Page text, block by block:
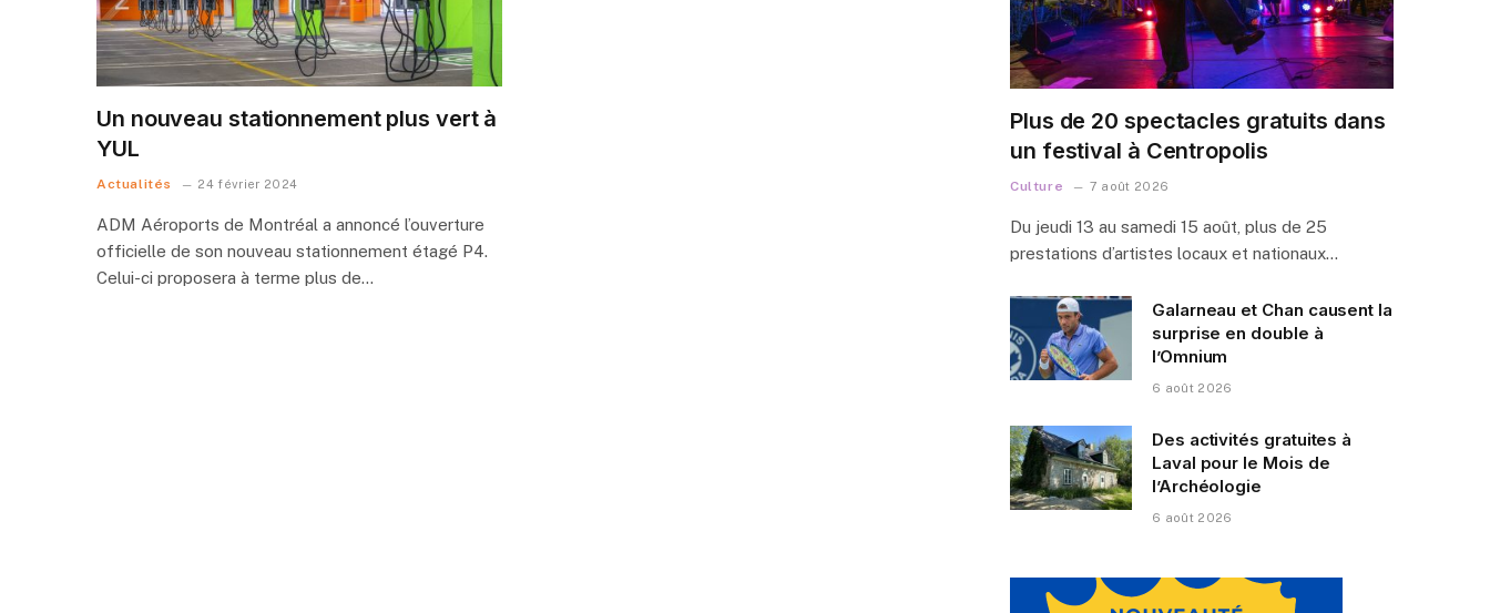
Un nouveau stationnement plus vert à
YUL
Actualités 24 février 2024
ADM Aéroports de Montréal a annoncé l’ouverture
officielle de son nouveau stationnement étagé P4.
Celui-ci proposera à terme plus de…
Plus de 20 spectacles gratuits dans
un festival à Centropolis
Culture 7 août 2026
Du jeudi 13 au samedi 15 août, plus de 25
prestations d’artistes locaux et nationaux…
Galarneau et Chan causent la
surprise en double à
l’Omnium
6 août 2026
Des activités gratuites à
Laval pour le Mois de
l’Archéologie
6 août 2026